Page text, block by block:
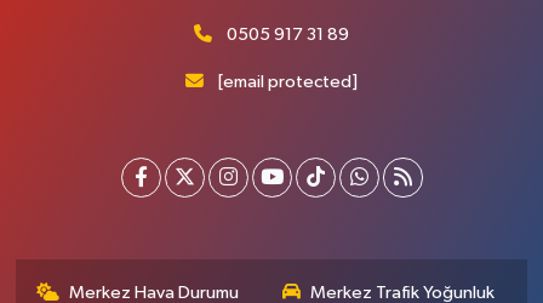
0505 917 31 89
[email protected]
Merkez Hava Durumu
Merkez Trafik Yoğunluk